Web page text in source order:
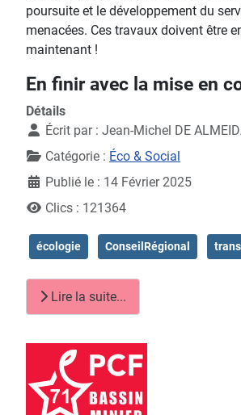
poursuite et le développement du
menacées. Ces travaux doivent être
maintenant !
En finir avec la mise en
Détails
Écrit par : Jean-Michel DE
Catégorie : Éco & Social
Publié le : 14 Février 2025
Clics : 121364
écologie ConseilRégional
Lire la suite...